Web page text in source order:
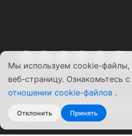
Мы используем cookie-файлы,
веб-страницу. Ознакомьтесь с
отношении cookie-файлов .
Отклонить Принять
Pусский
Copyright ©2026 ASUSTOR
Положения и условия